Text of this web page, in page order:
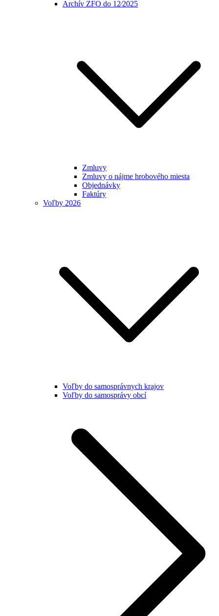
Archív ZFO do 12⁄2025
Zmluvy
Zmluvy o nájme hrobového miesta
Objednávky
Faktúry
Voľby 2026
Voľby do samosprávnych krajov
Voľby do samosprávy obcí